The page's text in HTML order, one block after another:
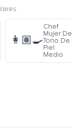
👩🏽‍🍳
Chef
Mujer De
Tono De
Piel
Medio